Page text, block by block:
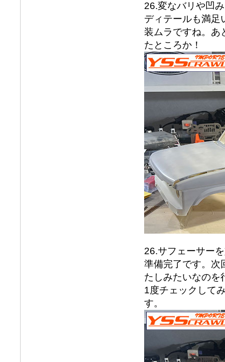
26.変なバリや凹
ディテールも満足
装ムラですね。あ
たところか！
26.サフェーサー
準備完了です。次
たしみたいなのを
1度チェックして
す。